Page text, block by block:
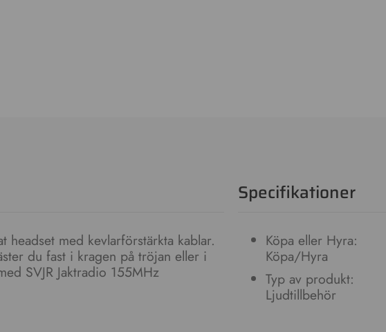
headset med kevlarförstärkta kablar.
du fast i kragen på tröjan eller i
SVJR Jaktradio 155MHz
Specifikationer
Köpa eller Hyra:
Köpa/Hyra
Typ av produkt:
Ljudtillbehör